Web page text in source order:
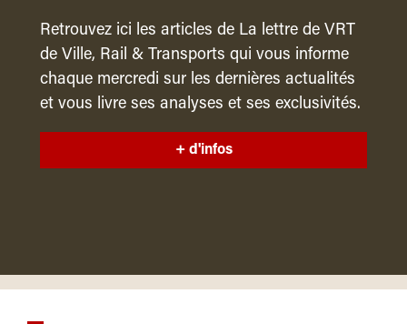
Retrouvez ici les articles de La lettre de VRT
de Ville, Rail & Transports qui vous informe
chaque mercredi sur les dernières actualités
et vous livre ses analyses et ses exclusivités.
+ d'infos